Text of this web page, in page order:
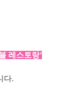
레스토랑’
다.